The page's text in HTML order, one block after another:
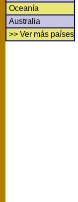
Oceanía
Australia
>> Ver más países